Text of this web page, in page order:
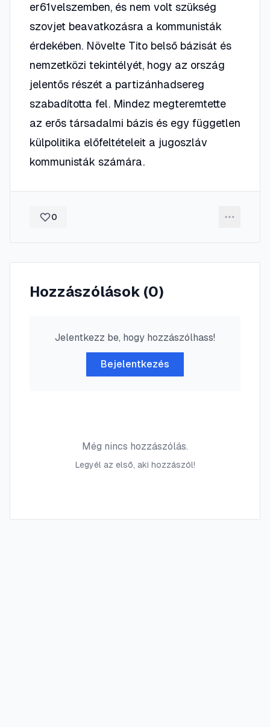
er61velszemben, és nem volt szükség
szovjet beavatkozásra a kommunisták
érdekében. Növelte Tito belső bázisát és
nemzetközi tekintélyét, hogy az ország
jelentős részét a partizánhadsereg
szabadította fel. Mindez megteremtette
az erős társadalmi bázis és egy független
külpolitika előfeltételeit a jugoszláv
kommunisták számára.
0
Hozzászólások (0)
Jelentkezz be, hogy hozzászólhass!
Bejelentkezés
Még nincs hozzászólás.
Legyél az első, aki hozzászól!